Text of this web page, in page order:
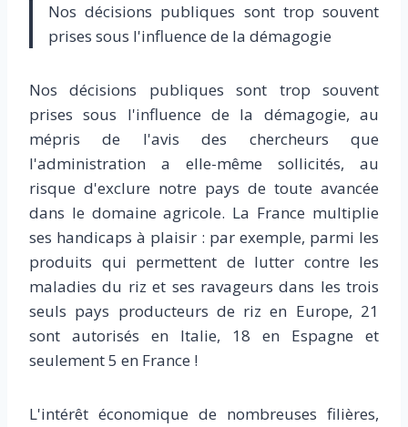
Nos décisions publiques sont trop souvent
prises sous l'influence de la démagogie
Nos décisions publiques sont trop souvent
prises sous l'influence de la démagogie, au
mépris de l'avis des chercheurs que
l'administration a elle-même sollicités, au
risque d'exclure notre pays de toute avancée
dans le domaine agricole. La France multiplie
ses handicaps à plaisir : par exemple, parmi les
produits qui permettent de lutter contre les
maladies du riz et ses ravageurs dans les trois
seuls pays producteurs de riz en Europe, 21
sont autorisés en Italie, 18 en Espagne et
seulement 5 en France !
L'intérêt économique de nombreuses filières,